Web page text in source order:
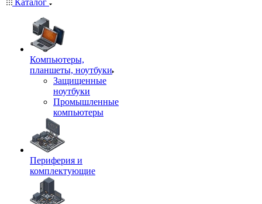
Каталог
Компьютеры,
планшеты, ноутбуки
Защищенные
ноутбуки
Промышленные
компьютеры
Периферия и
комплектующие